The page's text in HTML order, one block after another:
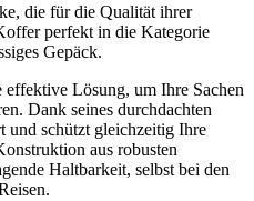
die für die Qualität ihrer
perfekt in die Kategorie
Gepäck.
Lösung, um Ihre Sachen
Dank seines durchdachten
und schützt gleichzeitig Ihre
aus robusten
Haltbarkeit, selbst bei den